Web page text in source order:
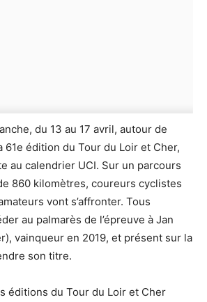
du 13 au 17 avril, autour de
61e édition du Tour du Loir et Cher,
au calendrier UCI. Sur un parcours
860 kilomètres, coureurs cyclistes
vont s’affronter. Tous
au palmarès de l’épreuve à Jan
vainqueur en 2019, et présent sur la
son titre.
éditions du Tour du Loir et Cher